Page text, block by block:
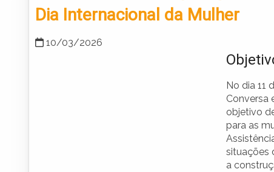
Dia Internacional da Mulher
10/03/2026
No dia 11
Conversa
objetivo
para as
situações
a